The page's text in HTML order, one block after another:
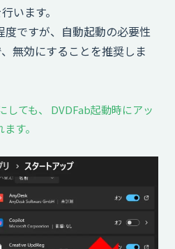
います。
度ですが、自動起動の必要性
無効にすることを推奨しま
ても、 DVDFab起動時にアッ
す。